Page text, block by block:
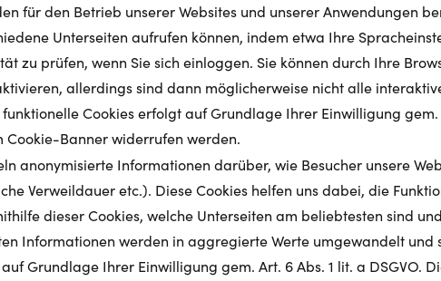
für den Betrieb unserer Websites und unserer Anwendungen
Unterseiten aufrufen können, indem etwa Ihre
zu prüfen, wenn Sie sich einloggen. Sie können durch Ihre
allerdings sind dann möglicherweise nicht alle
Cookies erfolgt auf Grundlage Ihrer Einwilligung gem.
Cookie-Banner widerrufen werden.
anonymisierte Informationen darüber, wie Besucher unsere
Verweildauer etc.). Diese Cookies helfen uns dabei, die
dieser Cookies, welche Unterseiten am beliebtesten sind
Informationen werden in aggregierte Werte umgewandelt
Grundlage Ihrer Einwilligung gem. Art. 6 Abs. 1 lit. a DSGVO.